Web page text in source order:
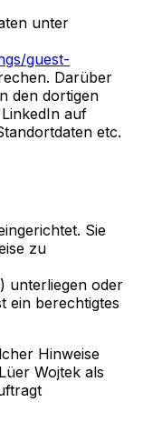
unter
guest-
Darüber
den dortigen
auf
etc.
Sie
zu
unterliegen oder
ein berechtigtes
Hinweise
Wojtek als